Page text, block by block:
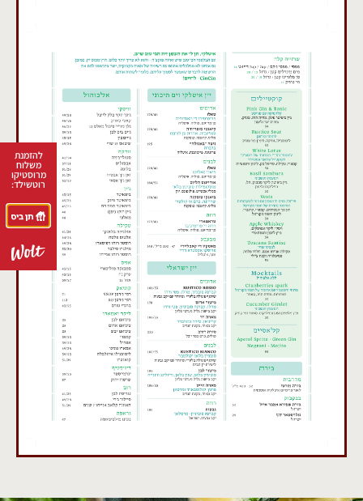
להזמנת
משלוח
מרוסטיקו
רוטשילד: